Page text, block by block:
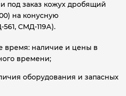
под заказ кожух дробящий
на конусную
СМД-119А).
наличие и цены в
времени;
оборудования и запасных